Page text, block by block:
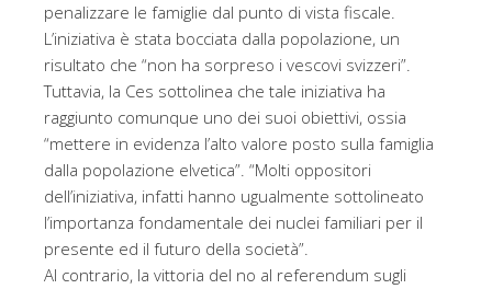
penalizzare le famiglie dal punto di vista fiscale.
L’iniziativa è stata bocciata dalla popolazione, un
risultato che “non ha sorpreso i vescovi svizzeri”.
Tuttavia, la Ces sottolinea che tale iniziativa ha
raggiunto comunque uno dei suoi obiettivi, ossia
“mettere in evidenza l’alto valore posto sulla famiglia
dalla popolazione elvetica”. “Molti oppositori
dell’iniziativa, infatti hanno ugualmente sottolineato
l’importanza fondamentale dei nuclei familiari per il
presente ed il futuro della società”.
Al contrario, la vittoria del no al referendum sugli